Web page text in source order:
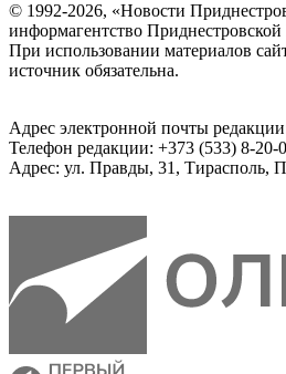
© 1992-2026, «Новости
информагентство
При использовании материалов
источник обязательна.
Адрес электронной почты
Телефон редакции: +373 (533) 8-20-
Адрес: ул. Правды, 31, Тирасполь,